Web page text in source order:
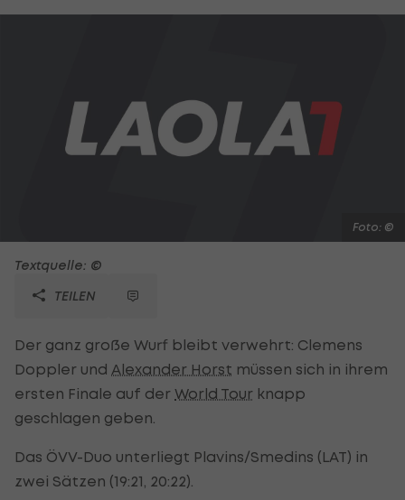
Foto: ©
Textquelle: ©
TEILEN
Der ganz große Wurf bleibt verwehrt: Clemens
Doppler und Alexander Horst müssen sich in ihrem
ersten Finale auf der World Tour knapp
geschlagen geben.
Das ÖVV-Duo unterliegt Plavins/Smedins (LAT) in
zwei Sätzen (19:21, 20:22).